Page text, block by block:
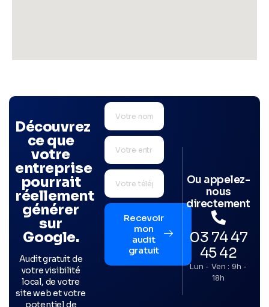
Découvrez
ce que
votre
entreprise
pourrait
réellement
générer
sur
Google.
Audit gratuit de
votre visibilité
local, de votre
site web et votre
potentiel de
Recevoir
mon
audit
gratuit
Ou appelez-
nous
directement
03 74 47
45 42
Lun - Ven : 9h -
18h